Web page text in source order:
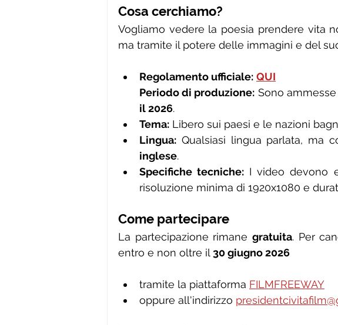
Cosa cerchiamo?
Vogliamo vedere la poesia prendere vita
ma tramite il potere delle immagini e del
Regolamento ufficiale: QUI
Periodo di produzione: Sono
il 2026.
Tema: Libero sui paesi e le nazioni
Lingua: Qualsiasi lingua parlata, ma
inglese.
Specifiche tecniche: I video devono
risoluzione minima di 1920x1080 e
Come partecipare
La partecipazione rimane gratuita. Per
entro e non oltre il 30 giugno 2026
tramite la piattaforma FILMFREEWAY
oppure all'indirizzo